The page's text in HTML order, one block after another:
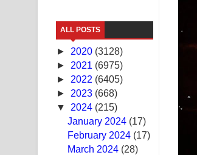
Mathaka Aluthin Liyanna
Sandak Awith Song
Swetha Sande Song
Ma Igili Giya Lyrics - මා
Ras Balan Song Lyrics -
Hoda sihiyen Song
ALL POSTS
► 2020 (3128)
► 2021 (6975)
► 2022 (6405)
► 2023 (668)
▼ 2024 (215)
January 2024 (17)
February 2024 (17)
March 2024 (28)